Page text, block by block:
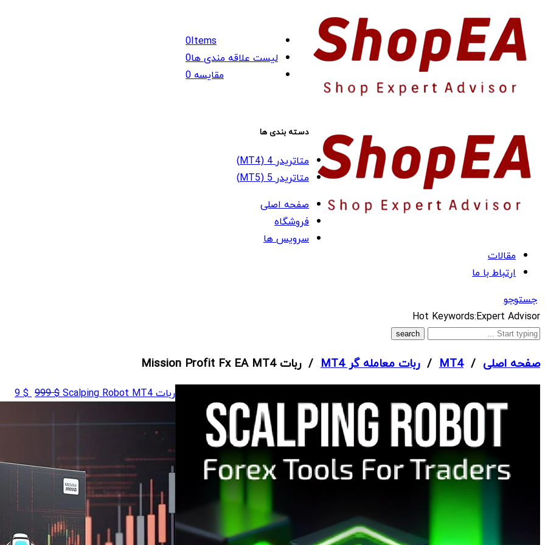
0Items
لیست علاقه مندی ها0
مقایسه0
دسته بندی ها
متاتریدر 4 (MT4)
متاتریدر 5 (MT5)
صفحه اصلی
فروشگاه
سرویس ها
مقالات
ارتباط با ما
جستوجو
What
are
looking
for?
Hot Keywords:Expert Advisor
صفحه اصلی /
MT4
/ربات معامله گر MT4 / ربات Mission Profit Fx EA MT4
ربات Scalping Robot MT4 $
999
قیمت
$
9